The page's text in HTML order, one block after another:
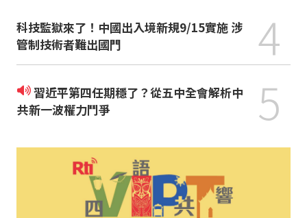
科技監獄來了！中國出入境新規9/15實施 涉
管制技術者難出國門
4
習近平第四任期穩了？從五中全會解析中
共新一波權力鬥爭
5